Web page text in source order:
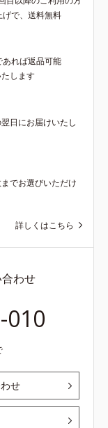
で、送料無料
れば返品可能
します
日にお届けいたし
でお選びいただけ
詳しくはこちら
わせ
010
せ